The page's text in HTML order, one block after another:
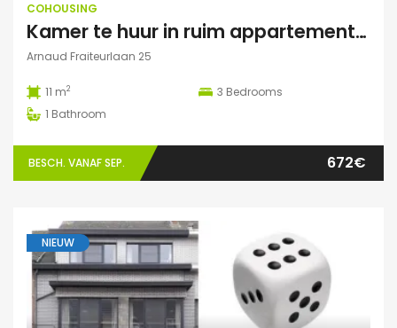
COHOUSING
Kamer te huur in ruim appartement (Elsene)
Arnaud Fraiteurlaan 25
11 m2 3 Bedrooms
1 Bathroom
BESCH. VANAF SEP. 672€
NIEUW